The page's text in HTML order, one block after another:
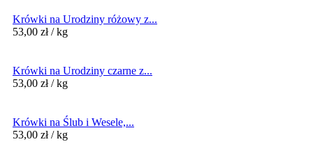
Krówki na Urodziny różowy z...
53,00 zł / kg
Krówki na Urodziny czarne z...
53,00 zł / kg
Krówki na Ślub i Wesele,...
53,00 zł / kg